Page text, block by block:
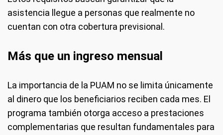
asistencia llegue a personas que realmente no
cuentan con otra cobertura previsional.
Más que un ingreso mensual
La importancia de la PUAM no se limita únicamente
al dinero que los beneficiarios reciben cada mes. El
programa también otorga acceso a prestaciones
complementarias que resultan fundamentales para